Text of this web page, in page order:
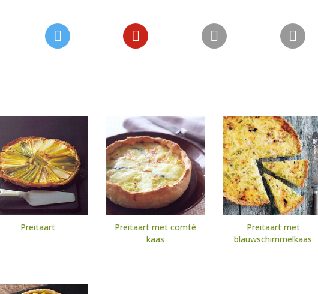
Preitaart
Preitaart met comté
kaas
Preitaart met
blauwschimmelkaas